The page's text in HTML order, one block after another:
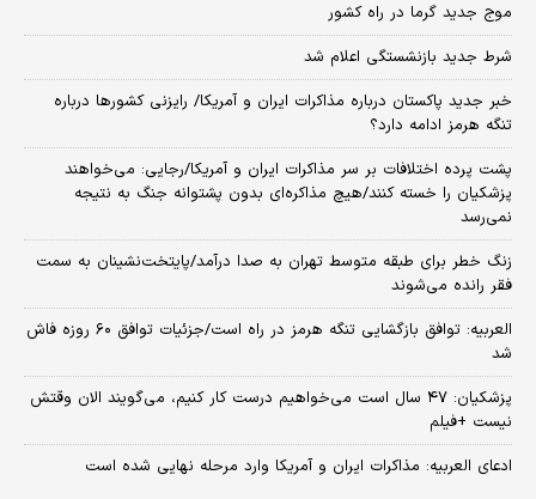
موج جدید گرما در راه کشور
شرط جدید بازنشستگی اعلام شد
خبر جدید پاکستان درباره مذاکرات ایران و آمریکا/ رایزنی کشورها درباره
تنگه هرمز ادامه دارد؟
پشت پرده اختلافات بر سر مذاکرات ایران و آمریکا/رجایی: می‌خواهند
پزشکیان را خسته کنند/هیچ مذاکره‌ای بدون پشتوانه جنگ به نتیجه
نمی‌رسد
زنگ خطر برای طبقه متوسط تهران به صدا درآمد/پایتخت‌نشینان به سمت
فقر رانده می‌شوند
العربیه: توافق بازگشایی تنگه هرمز در راه است/جزئیات توافق ۶۰ روزه فاش
شد
پزشکیان: ۴۷ سال است می‌خواهیم درست کار کنیم، می‌گویند الان وقتش
نیست +فیلم
ادعای العربیه: مذاکرات ایران و آمریکا وارد مرحله نهایی شده است